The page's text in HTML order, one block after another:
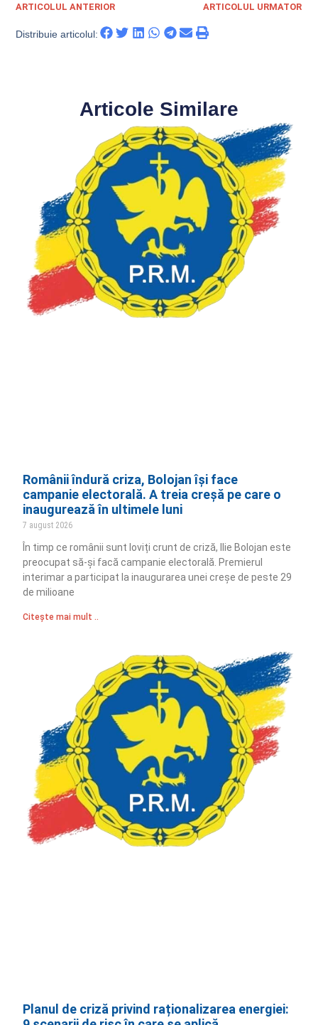
ARTICOLUL ANTERIOR ARTICOLUL URMATOR
Distribuie articolul:
Articole Similare
Românii îndură criza, Bolojan își face
campanie electorală. A treia creșă pe care o
inaugurează în ultimele luni
7 august 2026
În timp ce românii sunt loviți crunt de criză, Ilie Bolojan este
preocupat să-și facă campanie electorală. Premierul
interimar a participat la inaugurarea unei creșe de peste 29
de milioane
Citește mai mult ..
Planul de criză privind raționalizarea energiei: